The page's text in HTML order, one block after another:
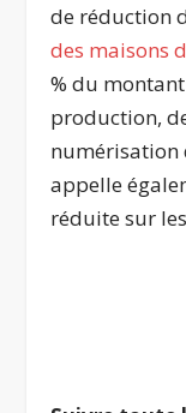
de réduction
des maisons
% du
production,
numérisation
appelle
réduite sur